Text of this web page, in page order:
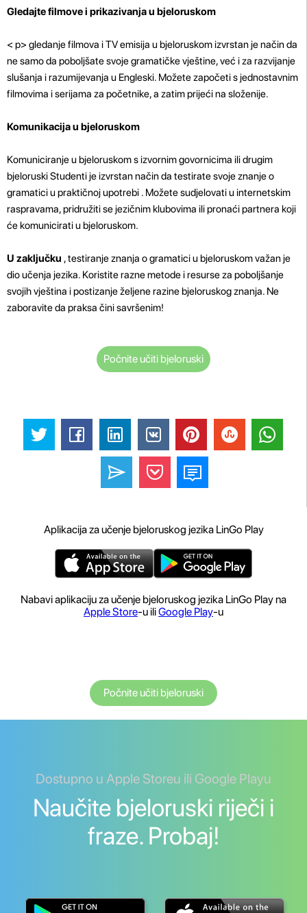
Gledajte filmove i prikazivanja u bjeloruskom
< p> gledanje filmova i TV emisija u bjeloruskom izvrstan je način da
ne samo da poboljšate svoje gramatičke vještine, već i za razvijanje
slušanja i razumijevanja u Engleski. Možete započeti s jednostavnim
filmovima i serijama za početnike, a zatim prijeći na složenije.
Komunikacija u bjeloruskom
Komuniciranje u bjeloruskom s izvornim govornicima ili drugim
bjeloruski Studenti je izvrstan način da testirate svoje znanje o
gramatici u praktičnoj upotrebi . Možete sudjelovati u internetskim
raspravama, pridružiti se jezičnim klubovima ili pronaći partnera koji
će komunicirati u bjeloruskom.
U zaključku , testiranje znanja o gramatici u bjeloruskom važan je
dio učenja jezika. Koristite razne metode i resurse za poboljšanje
svojih vještina i postizanje željene razine bjeloruskog znanja. Ne
zaboravite da praksa čini savršenim!
Počnite učiti bjeloruski
Aplikacija za učenje bjeloruskog jezika LinGo Play
Nabavi aplikaciju za učenje bjeloruskog jezika LinGo Play na
Apple Store-u iliGoogle Play-u
Počnite učiti bjeloruski
Dostupno u Apple Storeu ili Google Playu
Naučite bjeloruski riječi i
fraze. Probaj!